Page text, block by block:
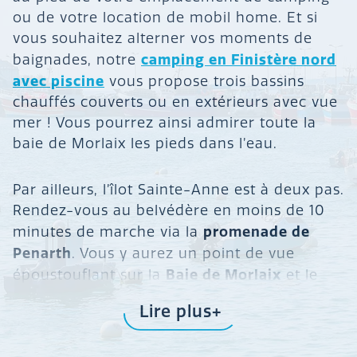
ou de votre location de mobil home. Et si
vous souhaitez alterner vos moments de
baignades, notre camping en Finistère nord
avec piscine vous propose trois bassins
chauffés couverts ou en extérieurs avec vue
mer ! Vous pourrez ainsi admirer toute la
baie de Morlaix les pieds dans l’eau.
Lire plus
Par ailleurs, l’îlot Sainte-Anne est à deux pas.
Rendez-vous au belvédère en moins de 10
minutes de marche via la promenade de
Penarth. Vous y aurez un point de vue
époustouflant sur la Baie de Morlaix et le
penzé, Carantec et son château du Taureau